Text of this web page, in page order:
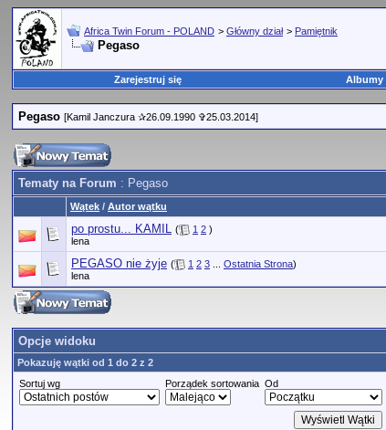
Africa Twin Forum - POLAND > Główny dział > Pamiętnik
Pegaso
Zarejestruj się Albumy
Pegaso [Kamil Janczura ✰26.09.1990 ✞25.03.2014]
Tematy na Forum : Pegaso
Wątek / Autor wątku
po prostu... KAMIL ( 1 2 )
lena
PEGASO nie żyje ( 1 2 3 Ostatnia Strona)
lena
Opcje widoku
Pokazuję wątki od 1 do 2 z 2
Sortuj wg
Porządek sortowania Od